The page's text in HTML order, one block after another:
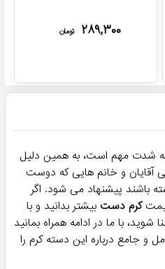
۲۸۹,۳۰۰ تومان
شدت مهم است، به همین دلیل
آقایان و خانم هایی که دوست
باشند پیشنهاد می شود. اگر
کرم دست بیشتر بدانید و با
با ما در ادامه همراه بمانید
و جامع درباره این دسته کرم را